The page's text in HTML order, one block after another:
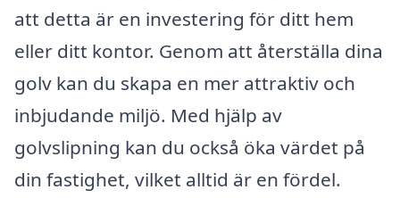
att detta är en investering för ditt hem
eller ditt kontor. Genom att återställa dina
golv kan du skapa en mer attraktiv och
inbjudande miljö. Med hjälp av
golvslipning kan du också öka värdet på
din fastighet, vilket alltid är en fördel.